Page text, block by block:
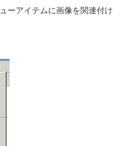
ーアイテムに画像を関連付け